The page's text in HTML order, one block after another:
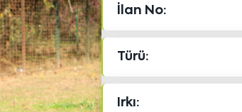
İlan No:
Türü:
Irkı: